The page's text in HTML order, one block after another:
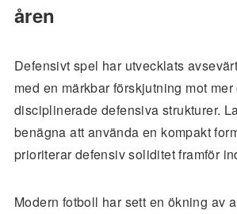
åren
Defensivt spel har utvecklats
med en märkbar förskjutning mot
disciplinerade defensiva strukturer.
benägna att använda en kompakt
prioriterar defensiv soliditet framför
Modern fotboll har sett en ökning av